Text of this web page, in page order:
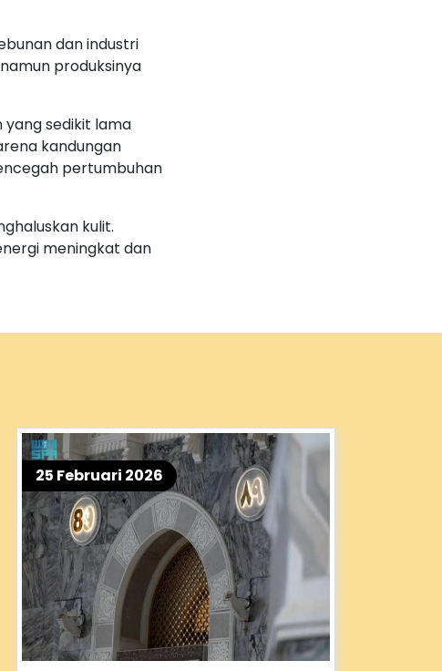
dan industri
produksinya
sedikit lama
kandungan
pertumbuhan
kulit.
meningkat dan
25 Februari 2026